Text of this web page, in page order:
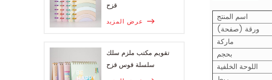
قزح
عرض المزيد
تقويم مكتب ملزم سلك
سلسلة قوس قزح
اسم المنتج
ورقة (صفحة)
ماركة
بحجم
اللوحة الخلفية